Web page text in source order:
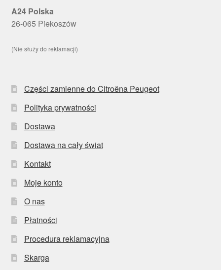
A24 Polska
26-065 Piekoszów
(Nie służy do reklamacji)
Części zamienne do Citroëna Peugeot
Polityka prywatności
Dostawa
Dostawa na cały świat
Kontakt
Moje konto
O nas
Płatności
Procedura reklamacyjna
Skarga